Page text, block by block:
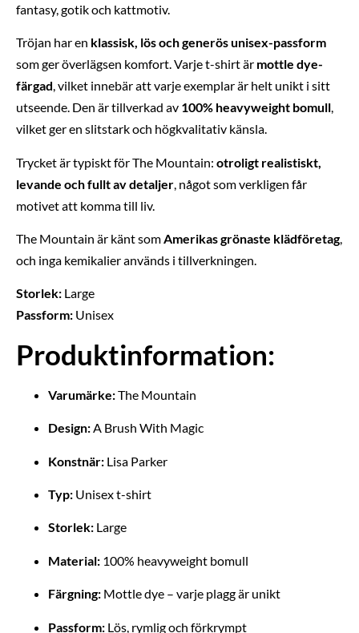
fantasy, gotik och kattmotiv.
Tröjan har en klassisk, lös och generös unisex-passform
som ger överlägsen komfort. Varje t-shirt är mottle dye-
färgad, vilket innebär att varje exemplar är helt unikt i sitt
utseende. Den är tillverkad av 100% heavyweight bomull,
vilket ger en slitstark och högkvalitativ känsla.
Trycket är typiskt för The Mountain: otroligt realistiskt,
levande och fullt av detaljer , något som verkligen får
motivet att komma till liv.
The Mountain är känt somAmerikas grönaste klädföretag,
och inga kemikalier används i tillverkningen.
Storlek: Large
Passform: Unisex
Produktinformation:
Varumärke:The Mountain
Design:A Brush With Magic
Konstnär: Lisa Parker
Typ: Unisex t-shirt
Storlek: Large
Material: 100% heavyweight bomull
Färgning: Mottle dye – varje plagg är unikt
Passform: Lös, rymlig och förkrympt